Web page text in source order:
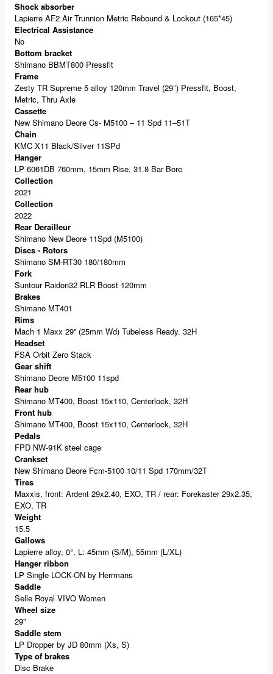
Shock absorber
Lapierre AF2 Air Trunnion Metric Rebound & Lockout (165*45)
Electrical Assistance
No
Bottom bracket
Shimano BBMT800 Pressfit
Frame
Zesty TR Supreme 5 alloy 120mm Travel (29″) Pressfit, Boost,
Metric, Thru Axle
Cassette
New Shimano Deore Cs- M5100 – 11 Spd 11–51T
Chain
KMC X11 Black/Silver 11SPd
Hanger
LP 6061DB 760mm, 15mm Rise, 31.8 Bar Bore
Collection
2021
Collection
2022
Rear Derailleur
Shimano New Deore 11Spd (M5100)
Discs - Rotors
Shimano SM-RT30 180/180mm
Fork
Suntour Raidon32 RLR Boost 120mm
Brakes
Shimano MT401
Rims
Mach 1 Maxx 29'' (25mm Wd) Tubeless Ready. 32H
Headset
FSA Orbit Zero Stack
Gear shift
Shimano Deore M5100 11spd
Rear hub
Shimano MT400, Boost 15x110, Centerlock, 32H
Front hub
Shimano MT400, Boost 15x110, Centerlock, 32H
Pedals
FPD NW-91K steel cage
Crankset
New Shimano Deore Fcm-5100 10/11 Spd 170mm/32T
Tires
Maxxis, front: Ardent 29x2.40, EXO, TR / rear: Forekaster 29x2.35,
EXO, TR
Weight
15.5
Gallows
Lapierre alloy, 0°, L: 45mm (S/M), 55mm (L/XL)
Hanger ribbon
LP Single LOCK-ON by Herrmans
Saddle
Selle Royal VIVO Women
Wheel size
29”
Saddle stem
LP Dropper by JD 80mm (Xs, S)
Type of brakes
Disc Brake